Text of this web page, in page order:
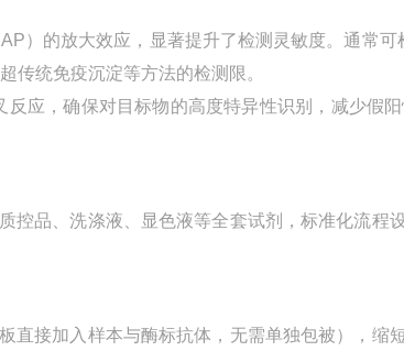
）的放大效应，显著提升了检测灵敏度。通常可
传统免疫沉淀等方法的检测限。
应，确保对目标物的高度特异性识别，减少假
控品、洗涤液、显色液等全套试剂，标准化流程
直接加入样本与酶标抗体，无需单独包被），缩